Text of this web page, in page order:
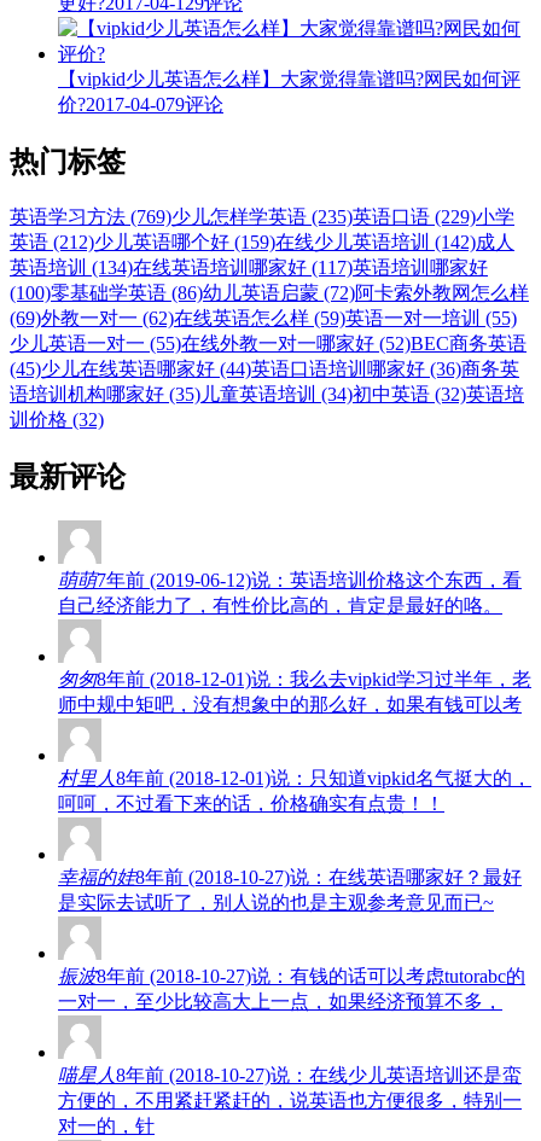
【vipkid少儿英语怎么样】大家觉得靠谱吗?网民如何评
价?2017-04-079评论
热门标签
英语学习方法 (769)少儿怎样学英语 (235)英语口语 (229)小学
英语 (212)少儿英语哪个好 (159)在线少儿英语培训 (142)成人
英语培训 (134)在线英语培训哪家好 (117)英语培训哪家好
(100)零基础学英语 (86)幼儿英语启蒙 (72)阿卡索外教网怎么样
(69)外教一对一 (62)在线英语怎么样 (59)英语一对一培训 (55)
少儿英语一对一 (55)在线外教一对一哪家好 (52)BEC商务英语
(45)少儿在线英语哪家好 (44)英语口语培训哪家好 (36)商务英
语培训机构哪家好 (35) 儿童英语培训 (34)初中英语 (32)英语培
训价格 (32)
最新评论
萌萌7年前 (2019-06-12)说：英语培训价格这个东西，看
自己经济能力了，有性价比高的，肯定是最好的咯。
匆匆8年前 (2018-12-01)说：我么去vipkid学习过半年，老
师中规中矩吧，没有想象中的那么好，如果有钱可以考
村里人8年前 (2018-12-01)说：只知道vipkid名气挺大的，
呵呵，不过看下来的话，价格确实有点贵！！
幸福的娃8年前 (2018-10-27)说：在线英语哪家好？最好
是实际去试听了，别人说的也是主观参考意见而已~
振波8年前 (2018-10-27)说：有钱的话可以考虑tutorabc的
一对一，至少比较高大上一点，如果经济预算不多，
喵星人8年前 (2018-10-27)说：在线少儿英语培训还是蛮
方便的，不用紧赶紧赶的，说英语也方便很多，特别一
对一的，针